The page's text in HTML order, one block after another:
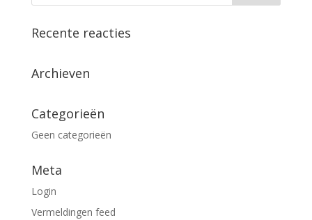
Recente reacties
Archieven
Categorieën
Geen categorieën
Meta
Login
Vermeldingen feed